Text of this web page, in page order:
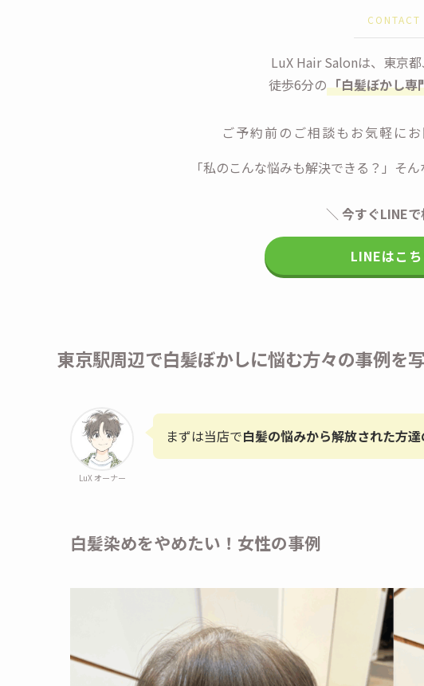
CONTACT
LuX Hair Salonは、東京
徒歩6分の「白髪ぼかし専
ご予約前のご相談もお気軽に
「私のこんな悩みも解決できる？」そ
＼ 今すぐLINE
LINEはこち
東京駅周辺で白髪ぼかしに悩む方々の事例を
LuX オーナー
まずは当店で白髪の悩みから解放された方達
白髪染めをやめたい！女性の事例